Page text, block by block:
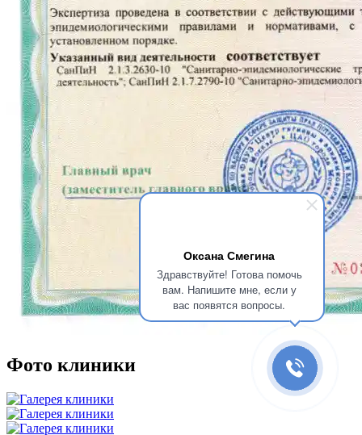
Оксана Смегина
Здравствуйте! Готова помочь
вам. Напишите мне, если у
вас появятся вопросы.
Фото клиники